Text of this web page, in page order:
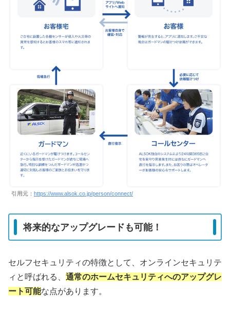
引用元： https://www.alsok.co.jp/person/connect/
将来的なアップグレードも可能！
セルフセキュリティの特徴として、オンラインセキュリテ
ィと呼ばれる、 通常のホームセキュリティへのアップグレ
ート可能な点があります。